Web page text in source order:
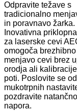
Odpravite težave s
tradicionalno
in ​​poravnavo žarka.
Inovativna
za laserske cevi
omogoča brezhibno
menjavo cevi brez
orodja ali
poti. Poslovite se od
mukotrpnih
pozdravite
napora.